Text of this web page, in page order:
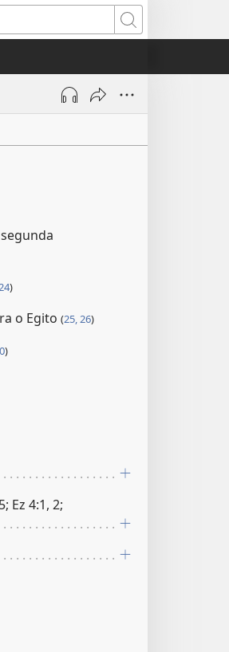
Pesquisar
)
o Egito (25, 26)
)
Ez 4:1, 2;